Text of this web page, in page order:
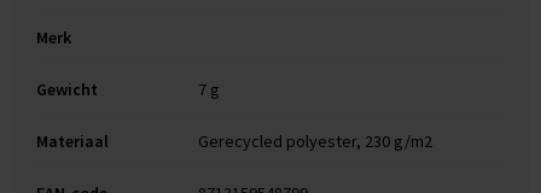
Merk
Gewicht 7 g
Materiaal Gerecycled polyester, 230 g/m2